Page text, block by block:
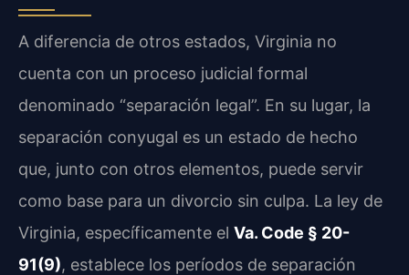
A diferencia de otros estados, Virginia no
cuenta con un proceso judicial formal
denominado “separación legal”. En su lugar, la
separación conyugal es un estado de hecho
que, junto con otros elementos, puede servir
como base para un divorcio sin culpa. La ley de
Virginia, específicamente el Va. Code § 20-
91(9), establece los períodos de separación